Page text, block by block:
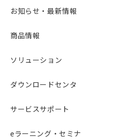
お知らせ・最新情報
商品情報
ソリューション
ダウンロードセンタ
サービスサポート
eラーニング・セミナ